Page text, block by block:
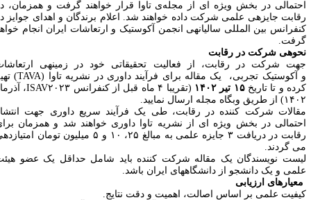
در بخش ویژه ای از مجله­‌ی تاوا قرار خواهند گرفت و همزمان، در
جایزه­ی علمی شرکت داده خواهند شد. اعلام برندگان و اهدای جوایز در
بین المللی سالیانه­ی انجمن آکوستیک و ارتعاشات ایران انجام خواهد
شرکت در رقابت
شرکت در رقابت، از فعالیت تحقیقاتی خود در زمینه­ی
ارتعاشات
آکوستیک تجربی، یک مقاله برای فرآیند داوری در نشریه تاوا(TAVA)تهیه
و تا تاریخ۱۵ تیر ۱۴۰۲ (تقریبا ۴ ماه قبل از کنفرانس ISAV۲۰۲۳، آذرماه
از طریق وبگاه مجله ارسال نمایید.
شرکت کننده در رقابت، طی یک فرآیند سریع داوری جهت انتشار
در بخش ویژه ای از نشریه تاوا داوری خواهند شد و همزمان برای
در دریافت۳ جایزه علمی به مبالغ۲۵،۱۰و ۵ میلیون تومان امتیازدهی
گردند.
نویسندگان یک مقاله شرکت کننده باید شامل حداقل یک عضو هیئت
و یک دانشجو از دانشگاههای ایران باشد.
معیارهای ارزیابی
علمی بر اساس اصالت، اهمیت و دقت نتایج.